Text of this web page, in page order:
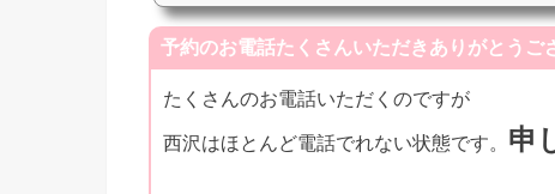
いのに、 まだまだ気分は駆け出しです ...
予約のお電話たくさんいただきありがとうご
たくさんのお電話いただくのですが
西沢はほとんど電話でれない状態です。 申